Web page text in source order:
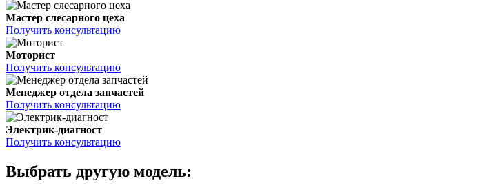
Мастер слесарного цеха
Получить консультацию
Моторист
Получить консультацию
Менеджер отдела запчастей
Получить консультацию
Электрик-диагност
Получить консультацию
Выбрать другую модель: